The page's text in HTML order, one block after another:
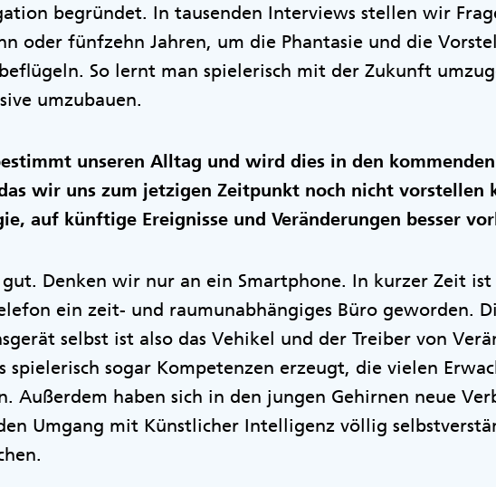
begründet. In tausenden Interviews stellen wir
oder fünfzehn Jahren, um die Phantasie und die
So lernt man spielerisch mit der Zukunft
umzubauen.
unseren Alltag und wird dies in den
wir uns zum jetzigen Zeitpunkt noch nicht vorstellen
auf künftige Ereignisse und Veränderungen besser
Denken wir nur an ein Smartphone. In kurzer Zeit ist
ein zeit- und raumunabhängiges Büro geworden.
selbst ist also das Vehikel und der Treiber von
spielerisch sogar Kompetenzen erzeugt, die vielen
Außerdem haben sich in den jungen Gehirnen neue
Umgang mit Künstlicher Intelligenz völlig